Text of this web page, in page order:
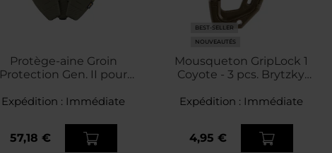
Protège-aine Groin
Protection Gen. II pour
Ranger Green
Expédition : Immédiate
57,18 €
BEST-SELLER
NOUVEAUTÉS
Mousqueton GripLock 1
Coyote - 3 pcs. Brytzky
Expédition : Immédiate
4,95 €